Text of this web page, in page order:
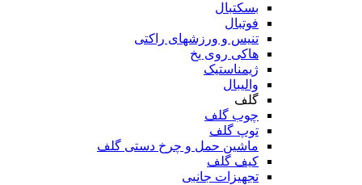
بسکتبال
فوتبال
تنیس و ورزشهای راکتی
هاکی روی یخ
ژیمناستیک
والیبال
گلف
چوب گلف
توپ گلف
ماشین حمل و چرخ دستی گلف
کیف گلف
تجهیزات جانبی